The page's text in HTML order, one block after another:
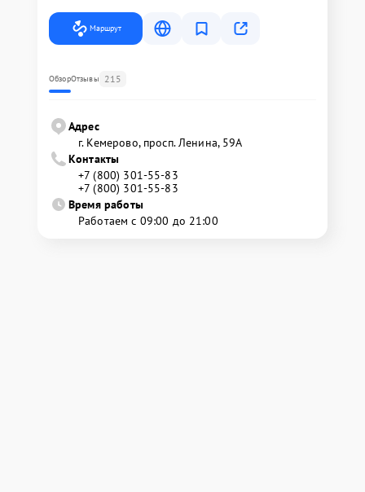
Маршрут
ОбзорОтзывы 215
Адрес
г. Кемерово, просп. Ленина, 59А
Контакты
+7 (800) 301-55-83
+7 (800) 301-55-83
Время работы
Работаем с 09:00 до 21:00